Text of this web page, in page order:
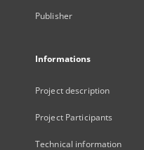
Publisher
Informations
Project description
Project Participants
Technical information